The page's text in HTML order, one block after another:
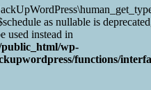
as nullable is
used instead in
public_html/wp-
functions/